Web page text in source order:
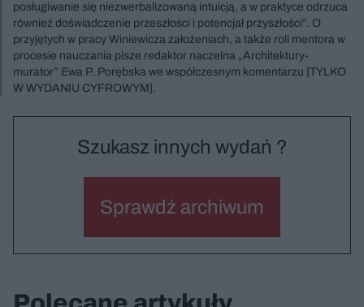
posługiwanie się niezwerbalizowaną intuicją, a w praktyce odrzuca
również doświadczenie przeszłości i potencjał przyszłości”. O
przyjętych w pracy Winiewicza założeniach, a także roli mentora w
procesie nauczania pisze redaktor naczelna „Architektury-
murator” Ewa P. Porębska we współczesnym komentarzu [TYLKO
W WYDANIU CYFROWYM].
Szukasz innych wydań ?
Sprawdź archiwum